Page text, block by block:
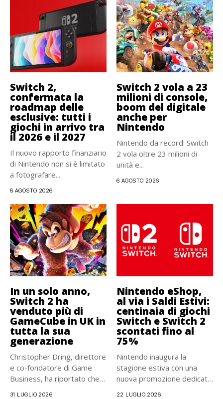
Switch 2,
confermata la
roadmap delle
esclusive: tutti i
giochi in arrivo tra
il 2026 e il 2027
Il nuovo rapporto finanziario
di Nintendo non si è limitato
a fotografare...
6 AGOSTO 2026
Switch 2 vola a 23
milioni di console,
boom del digitale
anche per
Nintendo
Nintendo da record: Switch
2 vola oltre 23 milioni di
unità e...
6 AGOSTO 2026
In un solo anno,
Switch 2 ha
venduto più di
GameCube in UK in
tutta la sua
generazione
Christopher Dring, direttore
e co-fondatore di Game
Business, ha riportato che,
31 LUGLIO 2026
Nintendo eShop,
al via i Saldi Estivi:
centinaia di giochi
Switch e Switch 2
scontati fino al
75%
Nintendo inaugura la
stagione estiva con una
nuova promozione dedicata
22 LUGLIO 2026